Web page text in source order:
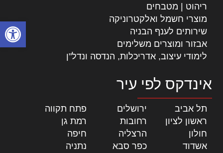
פתח
ריהוט | מטבחים
מוצרי חשמל ואלקטרוניקה
שירותים לענף הבניה
אבזור ומוצרים משלימים
לימודי עיצוב, אדריכלות, הנדסה ונדל"ן
אינדקס לפי עיר
תל אביב ירושלים פתח תקווה
ראשון לציון
רחובות רמת גן
חולון
הרצליה חיפה
אשדוד
כפר סבא נתניה